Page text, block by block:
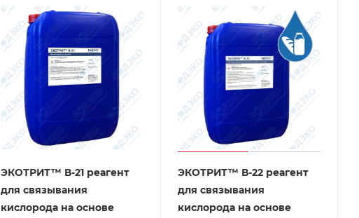
ЭКОТРИТ™ В-21 реагент
для связывания
кислорода на основе
ЭКОТРИТ™ В-22 реагент
для связывания
кислорода на основе